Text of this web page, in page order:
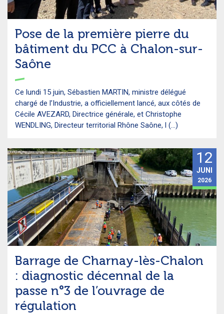
Pose de la première pierre du
bâtiment du PCC à Chalon-sur-
Saône
Ce lundi 15 juin, Sébastien MARTIN, ministre délégué
chargé de l’Industrie, a officiellement lancé, aux côtés de
Cécile AVEZARD, Directrice générale, et Christophe
WENDLING, Directeur territorial Rhône Saône, l (...)
Barrage de Charnay-lès-Chalon
: diagnostic décennal de la
passe n°3 de l’ouvrage de
régulation
12
JUNI
2026